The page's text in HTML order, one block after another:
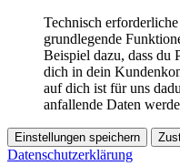
Technisch
grundlegende
Beispiel dazu, dass du
dich in dein
auf dich ist für uns
anfallende Daten
Einstellungen speichern
Datenschutzerklärung